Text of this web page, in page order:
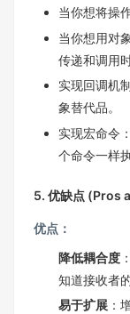
当你想将操
当你想用对
传递和调用时
实现回调机
象替代品。
实现宏命令
个命令一样执
5. 优缺点 (Pros
优点：
降低耦合度
知道接收者
易于扩展 ：